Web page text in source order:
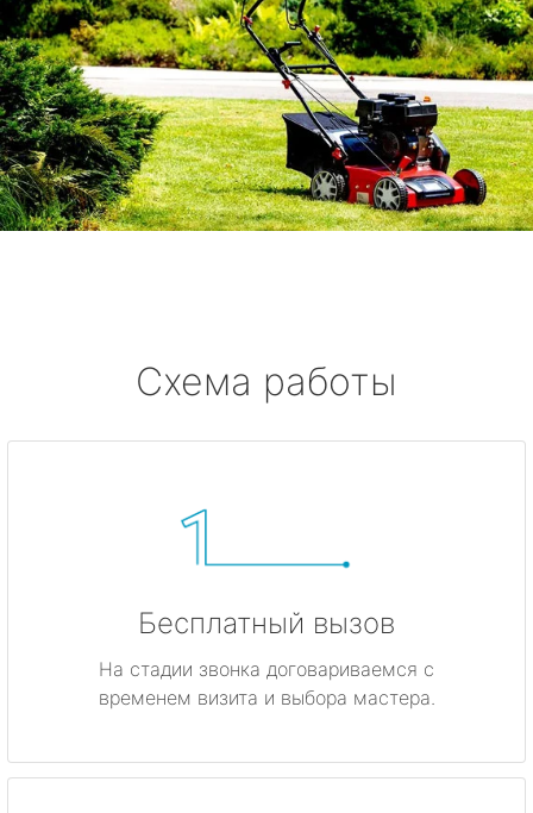
Схема работы
Бесплатный вызов
На стадии звонка договариваемся с
временем визита и выбора мастера.